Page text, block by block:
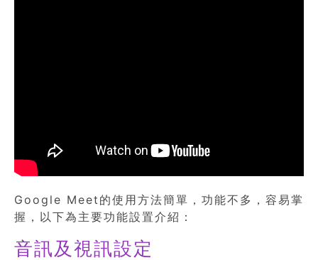
Google Meet的使用方法簡單，功能不多，容易掌
握，以下為主要功能設置介紹：
音訊及視訊設定